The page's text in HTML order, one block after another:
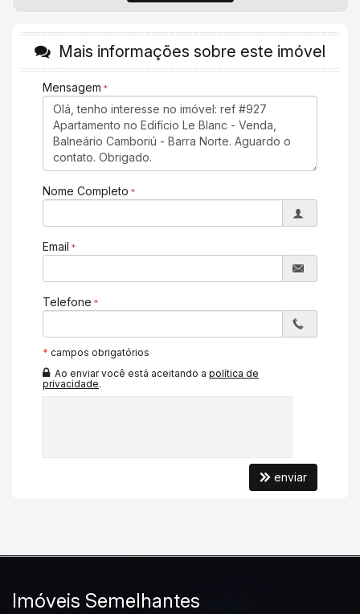
Sala de TV
Churrasqueira
Piso Porcelanato
Vista Mar
Características do Empreendimento
Portão Eletrônico
Câmeras de Segurança
Elevador
Entrada para Banhistas
Box de Praia
Hall Decorado e Mobiliado
Acessibilidade para PNE
Mais informações sobre este imóvel
Mensagem
Nome Completo
Email
Telefone
* campos obrigatórios
Ao enviar você está aceitando a política de
privacidade.
enviar
Imóveis Semelhantes